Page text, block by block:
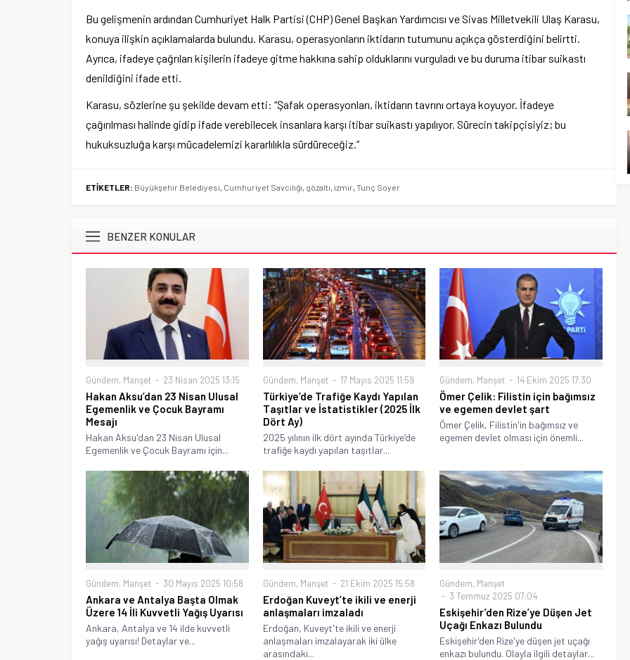
Bu gelişmenin ardından Cumhuriyet Halk Partisi (CHP) Genel Başkan Yardımcısı ve Sivas Milletvekili Ulaş Karasu,
konuya ilişkin açıklamalarda bulundu. Karasu, operasyonların iktidarın tutumunu açıkça gösterdiğini belirtti.
Ayrıca, ifadeye çağrılan kişilerin ifadeye gitme hakkına sahip olduklarını vurguladı ve bu duruma itibar suikastı
denildiğini ifade etti.
Karasu, sözlerine şu şekilde devam etti: “Şafak operasyonları, iktidarın tavrını ortaya koyuyor. İfadeye
çağırılması halinde gidip ifade verebilecek insanlara karşı itibar suikastı yapılıyor. Sürecin takipçisiyiz; bu
hukuksuzluğa karşı mücadelemizi kararlılıkla sürdüreceğiz.”
ETİKETLER: Büyükşehir Belediyesi, Cumhuriyet Savcılığı, gözaltı, izmir, Tunç Soyer
BENZER KONULAR
Gündem, Manşet 23 Nisan 2025 13:15
Hakan Aksu’dan 23 Nisan Ulusal
Egemenlik ve Çocuk Bayramı
Mesajı
Hakan Aksu'dan 23 Nisan Ulusal
Egemenlik ve Çocuk Bayramı için...
Gündem, Manşet 17 Mayıs 2025 11:59
Türkiye’de Trafiğe Kaydı Yapılan
Taşıtlar ve İstatistikler (2025 İlk
Dört Ay)
2025 yılının ilk dört ayında Türkiye’de
trafiğe kaydı yapılan taşıtlar...
Gündem, Manşet 14 Ekim 2025 17:30
Ömer Çelik: Filistin için bağımsız
ve egemen devlet şart
Ömer Çelik, Filistin'in bağımsız ve
egemen devlet olması için önemli...
Gündem, Manşet 30 Mayıs 2025 10:58
Ankara ve Antalya Başta Olmak
Üzere 14 İli Kuvvetli Yağış Uyarısı
Ankara, Antalya ve 14 ilde kuvvetli
yağış uyarısı! Detaylar ve...
Gündem, Manşet 21 Ekim 2025 15:58
Erdoğan Kuveyt’te ikili ve enerji
anlaşmaları imzaladı
Erdoğan, Kuveyt'te ikili ve enerji
anlaşmaları imzalayarak iki ülke
arasındaki...
Gündem, Manşet
3 Temmuz 2025 07:04
Eskişehir’den Rize’ye Düşen Jet
Uçağı Enkazı Bulundu
Eskişehir'den Rize'ye düşen jet uçağı
enkazı bulundu. Olayla ilgili detaylar...